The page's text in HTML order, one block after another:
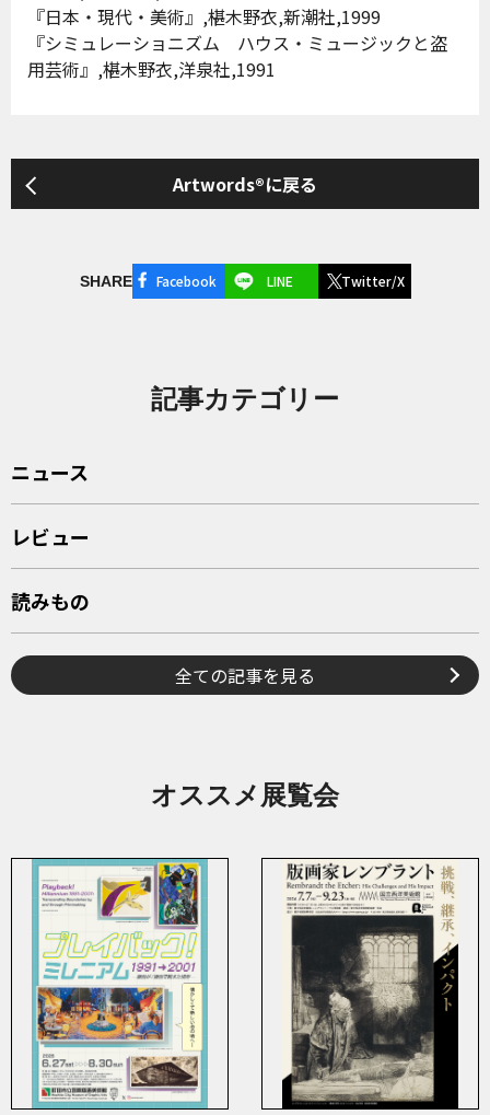
『日本・現代・美術』,椹木野衣,新潮社,1999
『シミュレーショニズム ハウス・ミュージックと盗
用芸術』,椹木野衣,洋泉社,1991
Artwords®に戻る
SHARE Facebook LINE Twitter/X
記事カテゴリー
ニュース
レビュー
読みもの
全ての記事を見る
オススメ展覧会